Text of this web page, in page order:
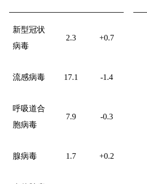
新型冠状
病毒
2.3 +0.7
流感病毒 17.1 -1.4
呼吸道合
胞病毒
7.9 -0.3
腺病毒 1.7 +0.2